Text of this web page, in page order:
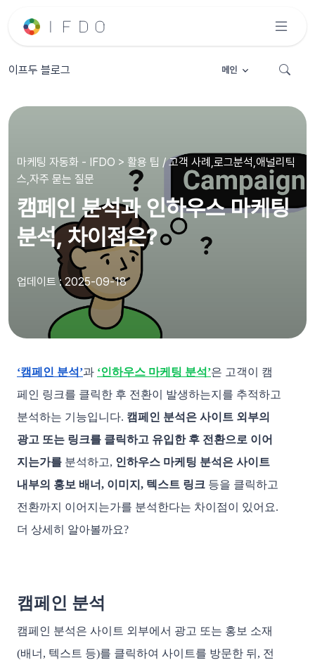
이프두 블로그 메인
마케팅 자동화 - IFDO > 활용 팁 / 고객 사례,로그분석,애널리틱
스,자주 묻는 질문
캠페인 분석과 인하우스 마케팅
분석, 차이점은?
업데이트 : 2025-09-18
‘캠페인 분석’과 ‘인하우스 마케팅 분석’은 고객이 캠
페인 링크를 클릭한 후 전환이 발생하는지를 추적하고
분석하는 기능입니다. 캠페인 분석은 사이트 외부의
광고 또는 링크를 클릭하고 유입한 후 전환으로 이어
지는가를 분석하고, 인하우스 마케팅 분석은 사이트
내부의 홍보 배너, 이미지, 텍스트 링크 등을 클릭하고
전환까지 이어지는가를 분석한다는 차이점이 있어요.
더 상세히 알아볼까요?
캠페인 분석
캠페인 분석은 사이트 외부에서 광고 또는 홍보 소재
(배너, 텍스트 등)를 클릭하여 사이트를 방문한 뒤, 전